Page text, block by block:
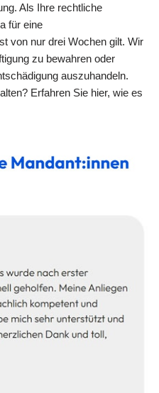
Als Ihre rechtliche
für eine
von nur drei Wochen gilt. Wir
zu bewahren oder
auszuhandeln.
Erfahren Sie hier, wie es